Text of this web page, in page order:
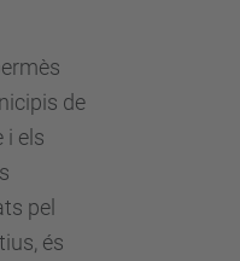
de
i els
pel
és